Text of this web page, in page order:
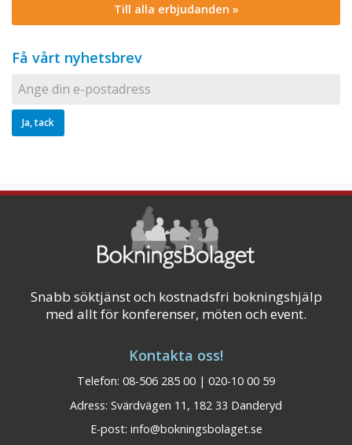
Till alla erbjudanden »
Få vårt nyhetsbrev
Snabb söktjänst och kostnadsfri bokningshjälp
med allt för konferenser, möten och event.
Kontakta oss!
Telefon: 08-506 285 00 | 020-10 00 59
Adress: Svärdvägen 11, 182 33 Danderyd
E-post: info@bokningsbolaget.se